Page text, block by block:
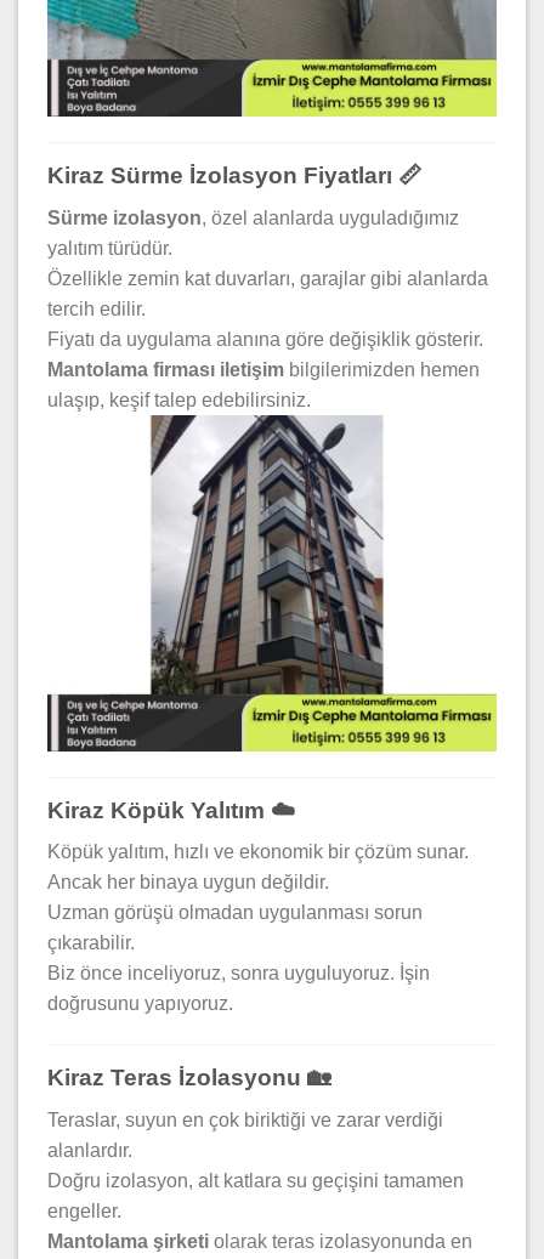
Kiraz Sürme İzolasyon Fiyatları 📏
Sürme izolasyon, özel alanlarda uyguladığımız
yalıtım türüdür.
Özellikle zemin kat duvarları, garajlar gibi alanlarda
tercih edilir.
Fiyatı da uygulama alanına göre değişiklik gösterir.
Mantolama firması iletişim bilgilerimizden hemen
ulaşıp, keşif talep edebilirsiniz.
Kiraz Köpük Yalıtım ☁️
Köpük yalıtım, hızlı ve ekonomik bir çözüm sunar.
Ancak her binaya uygun değildir.
Uzman görüşü olmadan uygulanması sorun
çıkarabilir.
Biz önce inceliyoruz, sonra uyguluyoruz. İşin
doğrusunu yapıyoruz.
Kiraz Teras İzolasyonu 🏡
Teraslar, suyun en çok biriktiği ve zarar verdiği
alanlardır.
Doğru izolasyon, alt katlara su geçişini tamamen
engeller.
Mantolama şirketi olarak teras izolasyonunda en